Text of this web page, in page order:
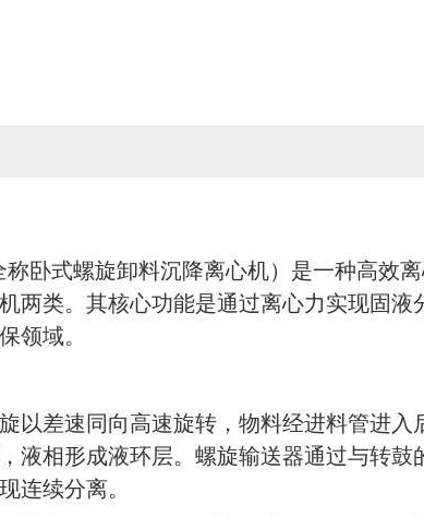
称卧式螺旋卸料沉降离心机）是一种高效
两类。其核心功能是通过离心力实现固
领域。
以差速同向高速旋转，物料经进料管进
液相形成液环层。螺旋输送器通过与转鼓
连续分离。